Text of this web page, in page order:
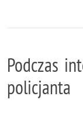
Podczas
policjanta